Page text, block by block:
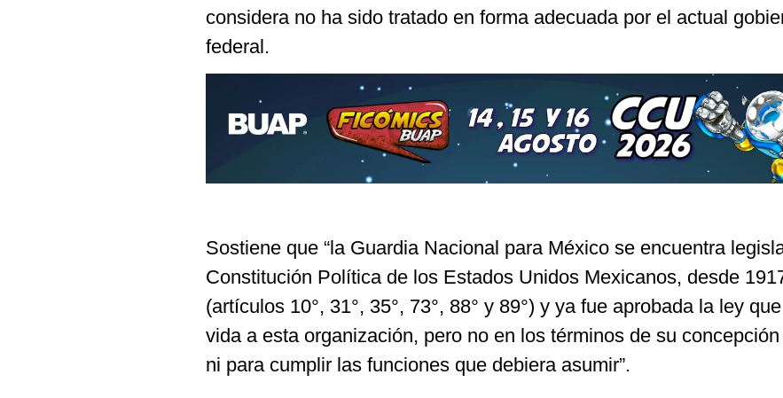
considera no ha sido tratado en forma adecuada por el actual
federal.
Sostiene que “la Guardia Nacional para México se encuentra
Constitución Política de los Estados Unidos Mexicanos, desde
(artículos 10°, 31°, 35°, 73°, 88° y 89°) y ya fue aprobada la ley
vida a esta organización, pero no en los términos de su
ni para cumplir las funciones que debiera asumir”.